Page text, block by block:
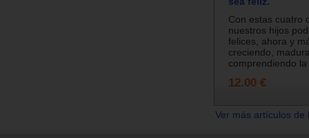
Con estas cuatro
nuestros hijos
felices, ahora y
creciendo,
comprendiendo
12.00 €
Ver más artículos